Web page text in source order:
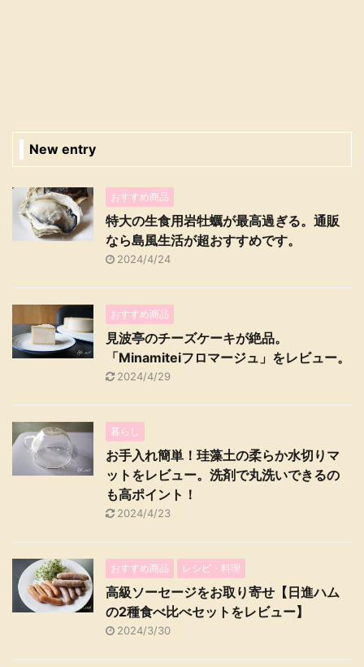
New entry
おすすめ商品
特大の生食用岩牡蠣が最高過ぎる。通販
なら島風生活が超おすすめです。
2024/4/24
おすすめ商品
見波亭のチーズケーキが絶品。
「Minamiteiフロマージュ」をレビュー。
2024/4/29
暮らし
お手入れ簡単！珪藻土の柔らか水切りマ
ットをレビュー。洗剤で丸洗いできるの
も高ポイント！
2024/4/23
おすすめ商品 レシピ・料理
高級ソーセージをお取り寄せ【日進ハム
の2種食べ比べセットをレビュー】
2024/3/30